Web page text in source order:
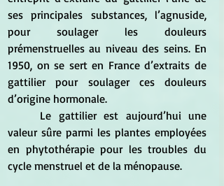
ses principales substances, l’agnuside,
pour soulager les douleurs
prémenstruelles au niveau des seins. En
1950, on se sert en France d’extraits de
gattilier pour soulager ces douleurs
d’origine hormonale.
valeur sûre parmi les plantes employées
en phytothérapie pour les troubles du
cycle menstruel et de la ménopause.